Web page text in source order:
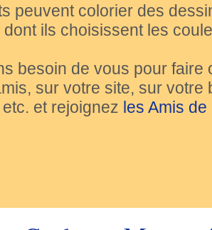
peuvent colorier des
dont ils choisissent les
besoin de vous pour
sur votre site, sur
etc. et rejoignez les Amis